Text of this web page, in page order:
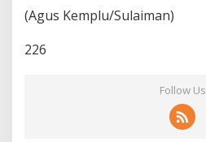
i
t
(Agus Kemplu/Sulaiman)
226
Follow Us